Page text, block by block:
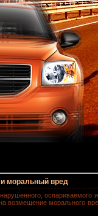
моральный вред
оспариваемого
морального